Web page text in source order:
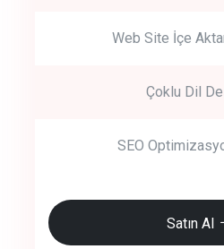
Web Site İçe
Çoklu Dil
SEO
Satın Al